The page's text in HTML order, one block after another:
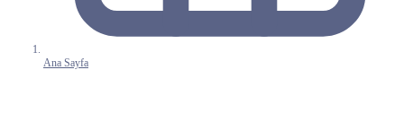
Ana Sayfa